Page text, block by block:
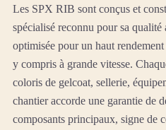
Les SPX RIB sont conçus et
spécialisé reconnu pour sa qualité
optimisée pour un haut
y compris à grande vitesse.
coloris de gelcoat, sellerie,
chantier accorde une garantie de
composants principaux, signe de